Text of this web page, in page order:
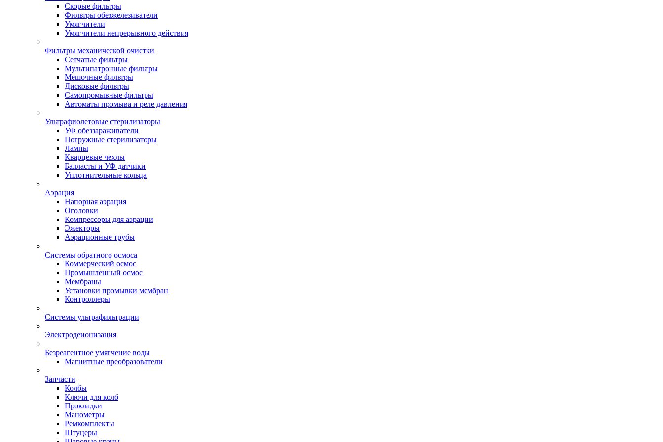
Скорые фильтры
Фильтры обезжелезиватели
Умягчители
Умягчители непрерывного действия
Фильтры механической очистки
Сетчатые фильтры
Мультипатронные фильтры
Мешочные фильтры
Дисковые фильтры
Самопромывные фильтры
Автоматы промыва и реле давления
Ультрафиолетовые стерилизаторы
УФ обеззараживатели
Погружные стерилизаторы
Лампы
Кварцевые чехлы
Балласты и УФ датчики
Уплотнительные кольца
Аэрация
Напорная аэрация
Оголовки
Компрессоры для аэрации
Эжекторы
Аэрационные трубы
Системы обратного осмоса
Коммерческий осмос
Промышленный осмос
Мембраны
Установки промывки мембран
Контроллеры
Системы ультрафильтрации
Электродеионизация
Безреагентное умягчение воды
Магнитные преобразователи
Запчасти
Колбы
Ключи для колб
Прокладки
Манометры
Ремкомплекты
Штуцеры